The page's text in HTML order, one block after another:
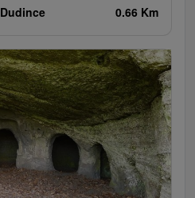
Dudince 0.66 Km